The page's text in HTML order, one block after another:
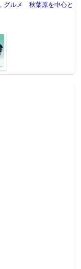
グルメ 秋葉原を中心と